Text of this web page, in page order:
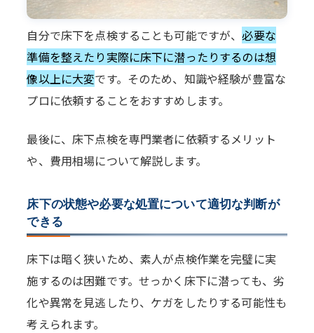
自分で床下を点検することも可能ですが、必要な
準備を整えたり実際に床下に潜ったりするのは想
像以上に大変です。そのため、知識や経験が豊富な
プロに依頼することをおすすめします。
最後に、床下点検を専門業者に依頼するメリット
や、費用相場について解説します。
床下の状態や必要な処置について適切な判断が
できる
床下は暗く狭いため、素人が点検作業を完璧に実
施するのは困難です。せっかく床下に潜っても、劣
化や異常を見逃したり、ケガをしたりする可能性も
考えられます。